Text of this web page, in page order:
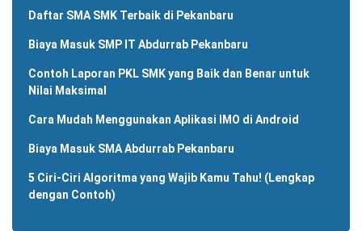
Daftar SMA SMK Terbaik di Pekanbaru
Biaya Masuk SMP IT Abdurrab Pekanbaru
Contoh Laporan PKL SMK yang Baik dan Benar untuk
Nilai Maksimal
Cara Mudah Menggunakan Aplikasi IMO di Android
Biaya Masuk SMA Abdurrab Pekanbaru
5 Ciri-Ciri Algoritma yang Wajib Kamu Tahu! (Lengkap
dengan Contoh)